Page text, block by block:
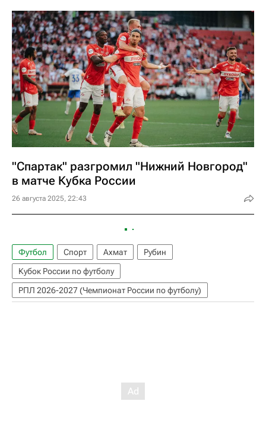
"Спартак" разгромил "Нижний Новгород"
в матче Кубка России
26 августа 2025, 22:43
Футбол Спорт Ахмат
Рубин
Кубок России по футболу
РПЛ 2026-2027 (Чемпионат России по футболу)